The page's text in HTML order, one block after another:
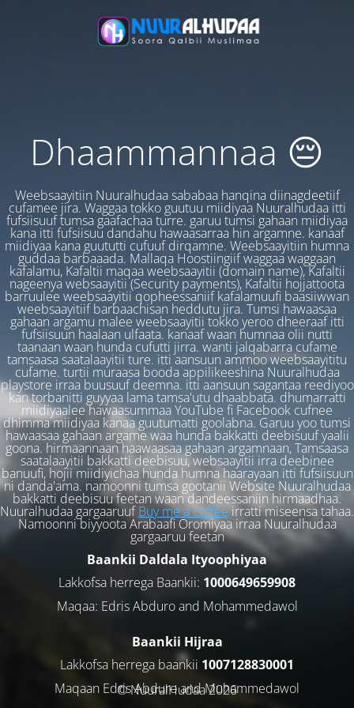
Dhaammannaa 😔
Weebsaayitiin Nuuralhudaa sababaa hanqina diinagdeetiif
cufamee jira. Waggaa tokko guutuu miidiyaa Nuuralhudaa itti
fufsiisuuf tumsa gaafachaa turre. garuu tumsi gahaan miidiyaa
kana itti fufsiisuu dandahu hawaasarraa hin argamne. kanaaf
miidiyaa kana guututti cufuuf dirqamne. Weebsaayitiin humna
guddaa barbaaada. Mallaqa Hoostiingiif waggaa waggaan
kafalamu, Kafaltii maqaa weebsaayitii (domain name), Kafaltii
nageenya websaayitii (Security payments), Kafaltii hojjattoota
barruulee weebsaayitii qopheessaniif kafalamuufi baasiiwwan
weebsaayitiif barbaachisan heddutu jira. Tumsi hawaasaa
gahaan argamu malee weebsaayitii tokko yeroo dheeraaf itti
fufsiisuun haalaan ulfaata. kanaaf waan humnaa olii nutti
taanaan waan hunda cufutti jirra. wanti jalqabarra cufame
tamsaasa saatalaayitii ture. itti aansuun ammoo weebsaayititu
cufame. turtii muraasa booda appilikeeshina Nuuralhudaa
playstore irraa buusuuf deemna. itti aansuun sagantaa reediyoo
kan torbanitti guyyaa lama tamsa'utu dhaabbata. dhumarratti
miidiyaalee hawaasummaa YouTube fi Facebook cufnee
dhimma miidiyaa kanaa guutumatti goolabna. Garuu yoo tumsi
hawaasaa gahaan argame waa hunda bakkatti deebisuuf yaalii
goona. hirmaannaan haawaasaa gahaan argamnaan, Tamsaasa
saatalaayitii bakkatti deebisuu, websaayitii irra deebinee
banuufi, hojii miidiyichaa hunda humna haarayaan itti fufsiisuun
ni danda'ama. namoonni tumsa gootanii Website Nuuralhudaa
bakkatti deebisuu feetan waan dandeessaniin hirmaadhaa.
Nuuralhudaa gargaaruufBuy me a coffeeirratti miseensa tahaa.
Namoonni biyyoota Arabaafi Oromiyaa irraa Nuuralhudaa
gargaaruu feetan
Baankii Daldala Ityoophiyaa
Lakkofsa herrega Baankii: 1000649659908
Maqaa: Edris Abduro and Mohammedawol
Baankii Hijraa
Lakkofsa herrega baankii 1007128830001
Maqaan Edris Abduro and Muhammedawol
© NuuralHudaa 2026